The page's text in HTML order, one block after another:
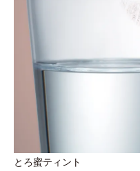
とろ蜜ティント